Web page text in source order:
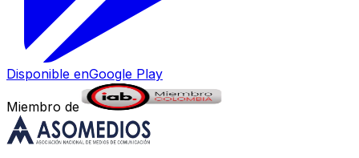
Disponible enGoogle Play
Miembro de